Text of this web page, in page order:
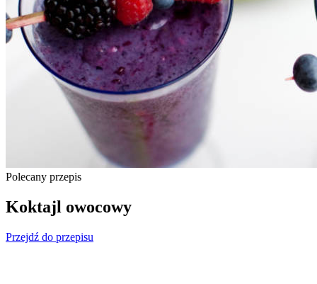
Polecany przepis
Koktajl owocowy
Przejdź do przepisu